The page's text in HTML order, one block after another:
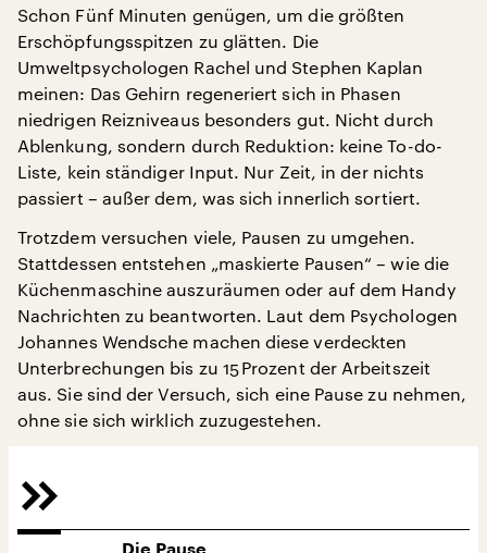
Schon Fünf Minuten genügen, um die größten
Erschöpfungsspitzen zu glätten. Die
Umweltpsychologen Rachel und Stephen Kaplan
meinen: Das Gehirn regeneriert sich in Phasen
niedrigen Reizniveaus besonders gut. Nicht durch
Ablenkung, sondern durch Reduktion: keine To-do-
Liste, kein ständiger Input. Nur Zeit, in der nichts
passiert – außer dem, was sich innerlich sortiert.
Trotzdem versuchen viele, Pausen zu umgehen.
Stattdessen entstehen „maskierte Pausen“ – wie die
Küchenmaschine auszuräumen oder auf dem Handy
Nachrichten zu beantworten. Laut dem Psychologen
Johannes Wendsche machen diese verdeckten
Unterbrechungen bis zu 15 Prozent der Arbeitszeit
aus. Sie sind der Versuch, sich eine Pause zu nehmen,
ohne sie sich wirklich zuzugestehen.